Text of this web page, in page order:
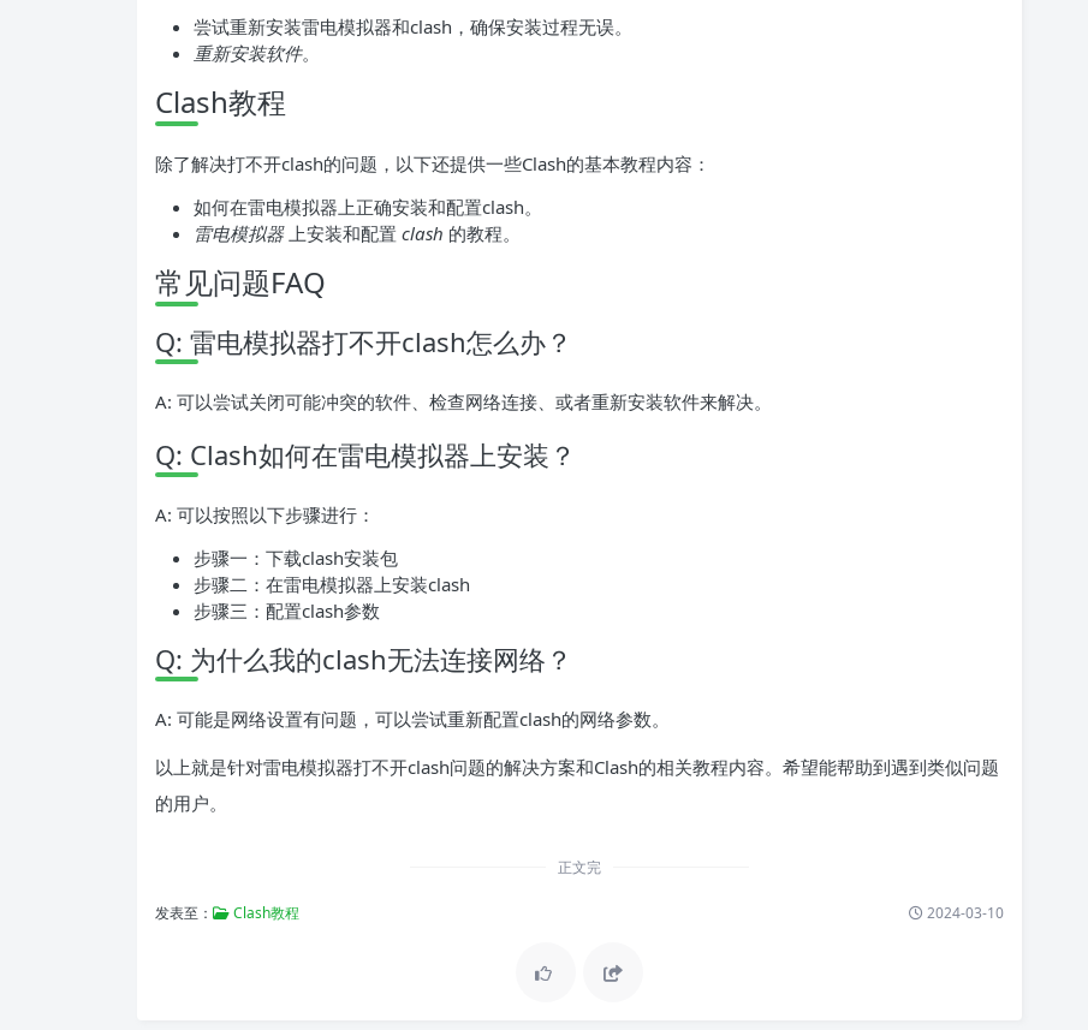
尝试重新安装雷电模拟器和clash，确保安装过程无误。
重新安装软件。
Clash教程
除了解决打不开clash的问题，以下还提供一些Clash的基本教程内容：
如何在雷电模拟器上正确安装和配置clash。
雷电模拟器上安装和配置 clash 的教程。
常见问题FAQ
Q: 雷电模拟器打不开clash怎么办？
A: 可以尝试关闭可能冲突的软件、检查网络连接、或者重新安装软件来解决。
Q: Clash如何在雷电模拟器上安装？
A: 可以按照以下步骤进行：
步骤一：下载clash安装包
步骤二：在雷电模拟器上安装clash
步骤三：配置clash参数
Q: 为什么我的clash无法连接网络？
A: 可能是网络设置有问题，可以尝试重新配置clash的网络参数。
以上就是针对雷电模拟器打不开clash问题的解决方案和Clash的相关教程内容。希望能帮助到遇到类似问题
的用户。
正文完
发表至： Clash教程 2024-03-10